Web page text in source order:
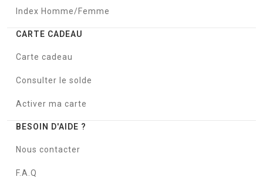
Index Homme/Femme
CARTE CADEAU
Carte cadeau
Consulter le solde
Activer ma carte
BESOIN D'AIDE ?
Nous contacter
F.A.Q